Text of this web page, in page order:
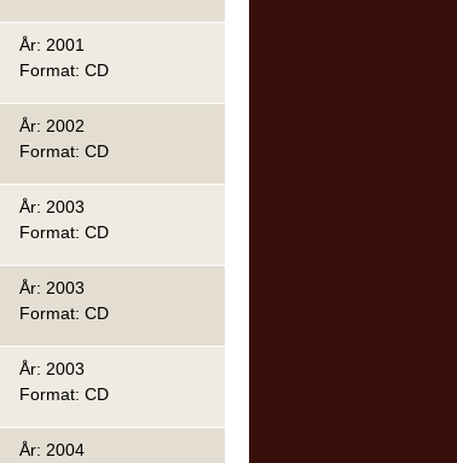
År: 2001
Format: CD
År: 2002
Format: CD
År: 2003
Format: CD
År: 2003
Format: CD
År: 2003
Format: CD
År: 2004